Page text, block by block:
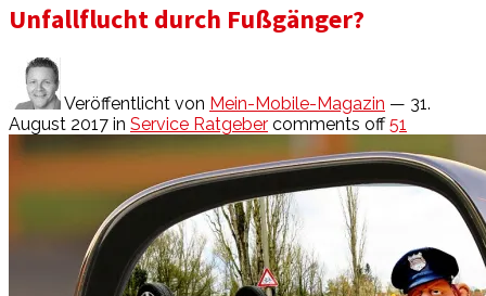
Unfallflucht durch Fußgänger?
Veröffentlicht von Mein-Mobile-Magazin — 31.
August 2017 in Service Ratgeber comments off 51